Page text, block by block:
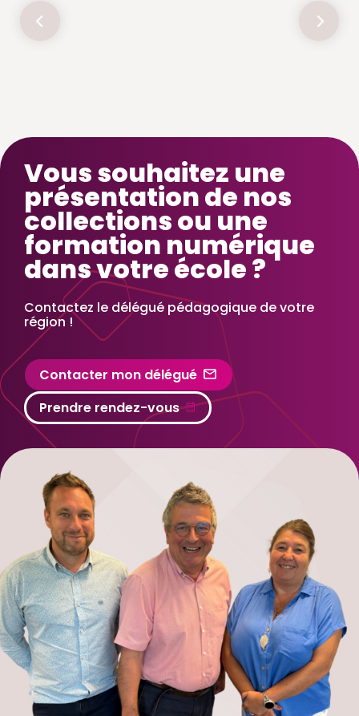
Vous souhaitez une
présentation de nos
collections ou une
formation numérique
dans votre école ?
Contactez le délégué pédagogique de votre
région !
Contacter mon délégué
Prendre rendez-vous